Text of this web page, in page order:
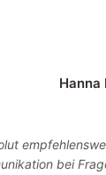
Hanna
bei